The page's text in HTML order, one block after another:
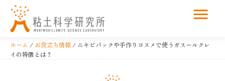
コ
テ
ホーム / お役立ち情報 / ニキビパックや手作りコスメで使うガスールクレ
イの特徴とは？